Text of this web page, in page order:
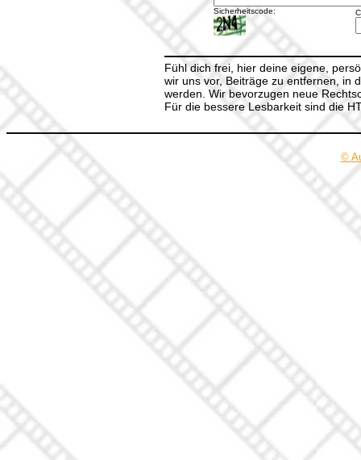
Sicherheitscode:
Fühl dich frei, hier deine eigene,
wir uns vor, Beiträge zu entfernen, in
werden. Wir bevorzugen neue
Für die bessere Lesbarkeit sind die
©